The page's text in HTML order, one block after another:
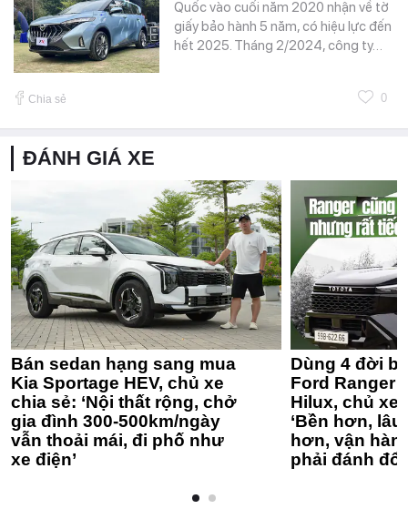
Quốc vào cuối năm 2020 nhận về tờ
giấy bảo hành 5 năm, có hiệu lực đến
hết 2025. Tháng 2/2024, công ty…
Chia sẻ 0
ĐÁNH GIÁ XE
Bán sedan hạng sang mua
Kia Sportage HEV, chủ xe
chia sẻ: ‘Nội thất rộng, chở
gia đình 300-500km/ngày
vẫn thoải mái, đi phố như
xe điện’
Dùng 4 đời
Ford Ranger
Hilux, chủ xe
‘Bền hơn,
hơn, vận
phải đánh